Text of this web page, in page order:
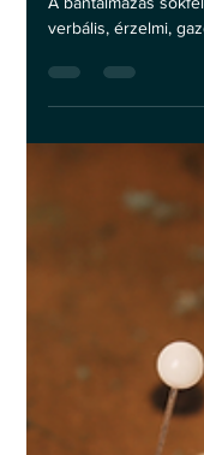
Mentális egészség
A
bántsanak!
A bántalmazás